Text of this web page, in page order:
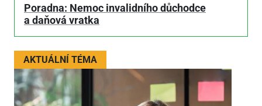
Poradna: Nemoc invalidního důchodce
a daňová vratka
AKTUÁLNÍ TÉMA